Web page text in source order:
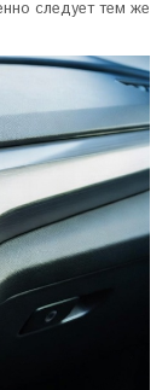
следует тем же